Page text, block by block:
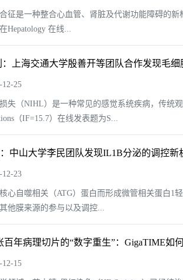
征是一种整合心血管、肾脏及代谢功能障碍的
Hepatology 在线...
：上海交通大学殷善开等团队合作发现毛
12-25
失（NIHL）是一种常见的感觉系统疾病，传统
（IF=15.7）在线发表题为S...
：中山大学李民团队发现IL1B分泌的调控新
12-23
心自噬相关（ATG）蛋白而形成微管相关蛋白1
他膜来源的参与以及调控...
百年病理切片的“数字重生”：GigaTIME如
12-15